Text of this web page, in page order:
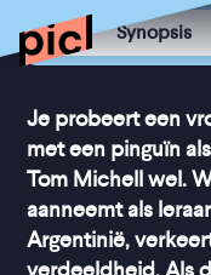
Synopsis
Je probeert een
met een pinguïn
Tom Michell wel.
aanneemt als
Argentinië,
verdeeldheid. Als